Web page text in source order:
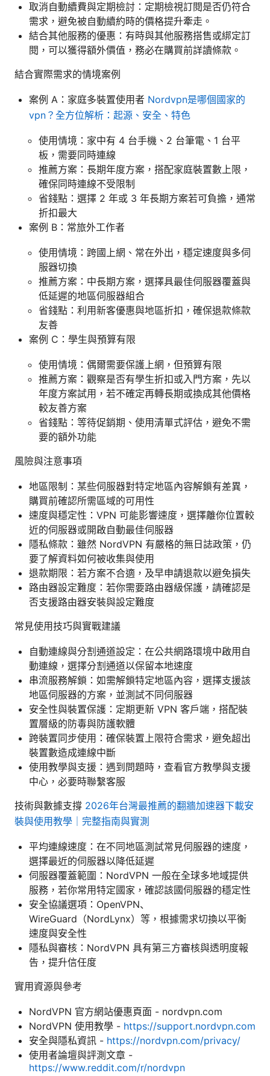
取消自動續費與定期檢討：定期檢視訂閱是否仍符合
需求，避免被自動續約時的價格提升牽走。
結合其他服務的優惠：有時與其他服務搭售或綁定訂
閱，可以獲得額外價值，務必在購買前詳讀條款。
結合實際需求的情境案例
案例 A：家庭多裝置使用者 Nordvpn是哪個國家的
vpn？全方位解析：起源、安全、特色
使用情境：家中有 4 台手機、2 台筆電、1 台平
板，需要同時連線
推薦方案：長期年度方案，搭配家庭裝置數上限，
確保同時連線不受限制
省錢點：選擇 2 年或 3 年長期方案若可負擔，通常
折扣最大
案例 B：常旅外工作者
使用情境：跨國上網、常在外出，穩定速度與多伺
服器切換
推薦方案：中長期方案，選擇具最佳伺服器覆蓋與
低延遲的地區伺服器組合
省錢點：利用新客優惠與地區折扣，確保退款條款
友善
案例 C：學生與預算有限
使用情境：偶爾需要保護上網，但預算有限
推薦方案：觀察是否有學生折扣或入門方案，先以
年度方案試用，若不確定再轉長期或換成其他價格
較友善方案
省錢點：等待促銷期、使用清單式評估，避免不需
要的額外功能
風險與注意事項
地區限制：某些伺服器對特定地區內容解鎖有差異，
購買前確認所需區域的可用性
速度與穩定性：VPN 可能影響速度，選擇離你位置較
近的伺服器或開啟自動最佳伺服器
隱私條款：雖然 NordVPN 有嚴格的無日誌政策，仍
要了解資料如何被收集與使用
退款期限：若方案不合適，及早申請退款以避免損失
路由器設定難度：若你需要路由器級保護，請確認是
否支援路由器安裝與設定難度
常見使用技巧與實戰建議
自動連線與分割通道設定：在公共網路環境中啟用自
動連線，選擇分割通道以保留本地速度
串流服務解鎖：如需解鎖特定地區內容，選擇支援該
地區伺服器的方案，並測試不同伺服器
安全性與裝置保護：定期更新 VPN 客戶端，搭配裝
置層級的防毒與防護軟體
跨裝置同步使用：確保裝置上限符合需求，避免超出
裝置數造成連線中斷
使用教學與支援：遇到問題時，查看官方教學與支援
中心，必要時聯繫客服
技術與數據支撐 2026年台灣最推薦的翻牆加速器下載安
裝與使用教學｜完整指南與實測
平均連線速度：在不同地區測試常見伺服器的速度，
選擇最近的伺服器以降低延遲
伺服器覆蓋範圍：NordVPN 一般在全球多地域提供
服務，若你常用特定國家，確認該國伺服器的穩定性
安全協議選項：OpenVPN、
WireGuard（NordLynx）等，根據需求切換以平衡
速度與安全性
隱私與審核：NordVPN 具有第三方審核與透明度報
告，提升信任度
實用資源與參考
NordVPN 官方網站優惠頁面 - nordvpn.com
NordVPN 使用教學 - https://support.nordvpn.com
安全與隱私資訊 - https://nordvpn.com/privacy/
使用者論壇與評測文章 -
https://www.reddit.com/r/nordvpn